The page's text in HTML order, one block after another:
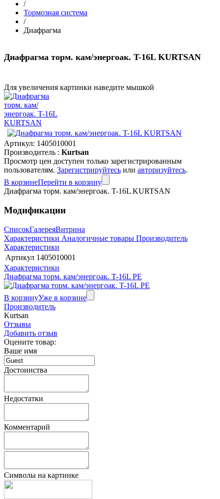
/
Тормозная система
/
Диафрагма
Диафрагма торм. кам/энергоак. T-16L KURTSAN
Для увеличения картинки наведите мышкой
Артикул: 1405010001
Производитель : Kurtsan
Просмотр цен доступен только зарегистрированным
пользователям. Зарегистрируйтесь или авторизуйтесь.
В корзинеПерейти в корзину
Диафрагма торм. кам/энергоак. T-16L KURTSAN
Модификации
СписокГалереяВитрина
Характеристики Аналогичные товары Производитель
Характеристики
Артикул 1405010001
Характеристики
Диафрагма торм. кам/энергоак. T-16L PE
В корзинуУже в корзине
Производитель
Kurtsan
Отзывы
Добавить отзыв
Оцените товар:
Ваше имя
Достоинства
Недостатки
Комментарий
Символы на картинке